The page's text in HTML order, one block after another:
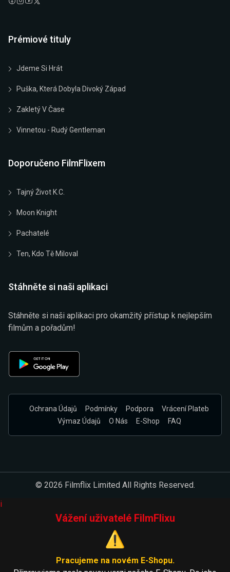
Prémiové tituly
Jdeme Si Hrát
Puška, Která Dobyla Divoký Západ
Zakletý V Čase
Vinnetou - Rudý Gentleman
Doporučeno FilmFlixem
Tajný Život K.C.
Moon Knight
Pachatelé
Ten, Kdo Tě Miloval
Stáhněte si naši aplikaci
Stáhněte si naši aplikaci pro okamžitý přístup k nejlepším
filmům a pořadům!
Ochrana Údajů Podmínky Podpora
Vrácení Plateb
Výmaz Údajů
O Nás E-Shop FAQ
© 2026 Filmflix Limited All Rights Reserved.
i
Vážení uživatelé FilmFlixu
⚠️
Pracujeme na novém E-Shopu.